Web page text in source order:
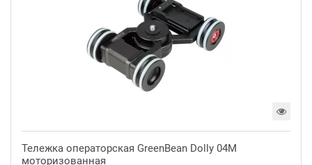
Тележка операторская GreenBean Dolly 04M
моторизованная